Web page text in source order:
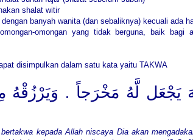
shalat witir
banyah wanita (dan sebaliknya) kecuali ada
omongan yang tidak berguna, baik bagi
disimpulkan dalam satu kata yaitu TAKWA
يَجْعَل لَّهُ مَخْرَجاً . وَيَرْزُقْهُ
kepada Allah niscaya Dia akan